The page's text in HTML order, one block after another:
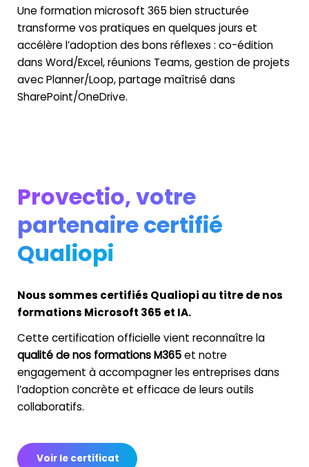
Une formation microsoft 365 bien structurée
transforme vos pratiques en quelques jours et
accélère l’adoption des bons réflexes : co-édition
dans Word/Excel, réunions Teams, gestion de projets
avec Planner/Loop, partage maîtrisé dans
SharePoint/OneDrive.
Provectio, votre
partenaire certifié
Qualiopi
Nous sommes certifiés Qualiopi au titre de nos
formations Microsoft 365 et IA.
Cette certification officielle vient reconnaître la
qualité de nos formations M365 et notre
engagement à accompagner les entreprises dans
l’adoption concrète et efficace de leurs outils
collaboratifs.
Voir le certificat